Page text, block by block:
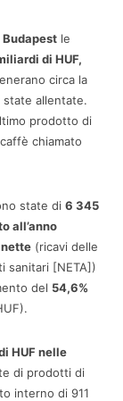
Budapest le
di HUF,
circa la
state allentate.
prodotto di
chiamato
state di 6 345
all’anno
(ricavi delle
sanitari [NETA])
del 54,6%
HUF nelle
di prodotti di
interno di 911